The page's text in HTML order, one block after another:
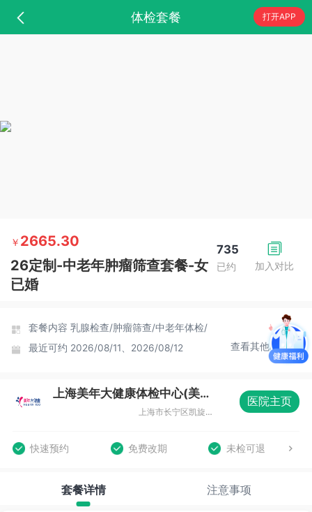
体检套餐 打开APP
加入对比
735
已约
￥ 2665.30
26定制-中老年肿瘤筛查套餐-女
已婚
套餐内容 乳腺检查/肿瘤筛查/中老年体检/
最近可约 2026/08/11、2026/08/12 查看其他时间
上海美年大健康体检中心(美楷分院)
上海市长宁区凯旋路369号B1层08室
医院主页
快速预约 免费改期 未检可退
套餐详情 注意事项